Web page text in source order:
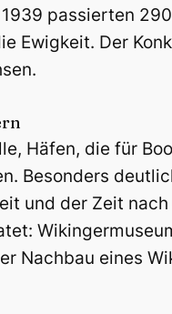
passierten
Ewigkeit. Der
Häfen, die für
Besonders
und der Zeit
Nachbau eines